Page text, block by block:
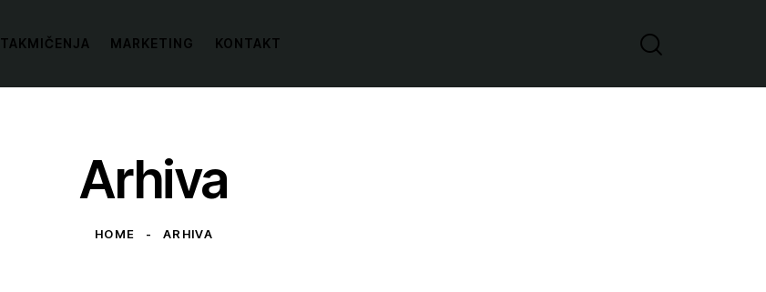
TAKMIČENJA MARKETING KONTAKT
Arhiva
HOME ARHIVA